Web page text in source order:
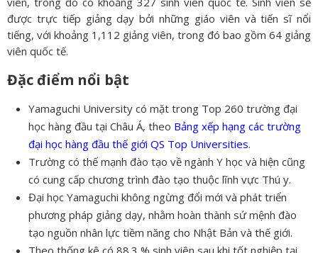
được trực tiếp giảng dạy bởi những giáo viên và tiến sĩ nổi
tiếng, với khoảng 1,112 giảng viên, trong đó bao gồm 64 giảng
viên quốc tế.
Đặc điểm nổi bật
Yamaguchi University có mặt trong Top 260 trường đại
học hàng đầu tại Châu Á, theo Bảng xếp hạng các trường
đại học hàng đầu thế giới QS Top Universities.
Trường có thế mạnh đào tạo về ngành Y học và hiện cũng
có cung cấp chương trình đào tạo thuộc lĩnh vực Thú y.
Đại học Yamaguchi không ngừng đổi mới và phát triển
phương pháp giảng dạy, nhằm hoàn thành sứ mệnh đào
tạo nguồn nhân lực tiềm năng cho Nhật Bản và thế giới.